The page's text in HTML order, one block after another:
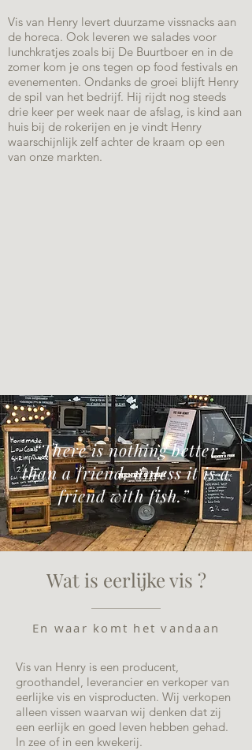
Vis van Henry levert duurzame vissnacks aan
de horeca. Ook leveren we salades voor
lunchkratjes zoals bij De Buurtboer en in de
zomer kom je ons tegen op food festivals en
evenementen. Ondanks de groei blijft Henry
de spil van het bedrijf. Hij rijdt nog steeds
drie keer per week naar de afslag, is kind aan
huis bij de rokerijen en je vindt Henry
waarschijnlijk zelf achter de kraam op een
van onze markten.
“There is nothing better
than a friend, unless it is a
friend with fish.”
Wat is eerlijke vis ?
En waar komt het vandaan
Vis van Henry is een producent,
groothandel, leverancier en verkoper van
eerlijke vis en visproducten. Wij verkopen
alleen vissen waarvan wij denken dat zij
een eerlijk en goed leven hebben gehad.
In zee of in een kwekerij.